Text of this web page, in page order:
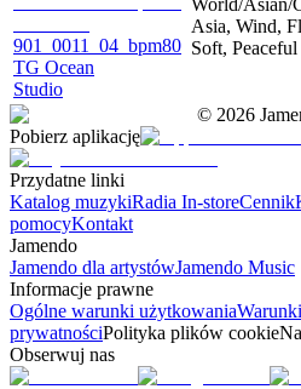
901_0011_04_bpm80
TG Ocean
Studio
Asia, Wind,
Soft, Peaceful
© 2026
Pobierz aplikację
Przydatne linki
Katalog muzykiRadia In-storeCennik
pomocyKontakt
Jamendo
Jamendo dla artystówJamendo Music
Informacje prawne
Ogólne warunki użytkowania
prywatnościPolityka plików cookie
Obserwuj nas